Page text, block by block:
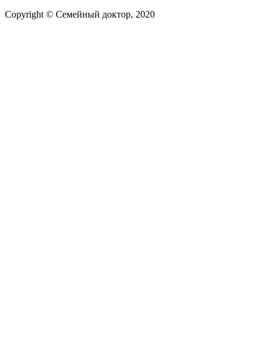
Copyright © Семейный доктор, 2020